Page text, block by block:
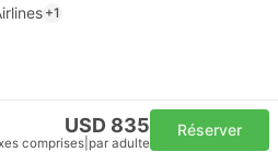
+1
USD 835
comprises par adulte
Réserver